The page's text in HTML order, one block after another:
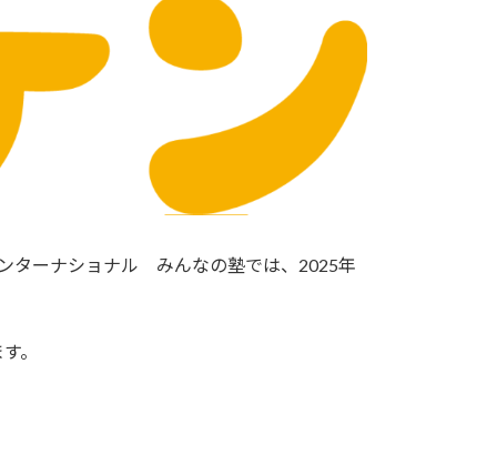
ターナショナル みんなの塾では、2025年
。